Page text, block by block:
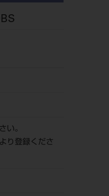
い。
より登録くださ